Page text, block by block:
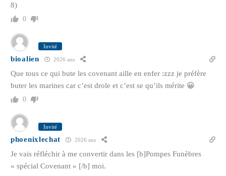
8)
0
Invité
bioalien 2026 ans
Que tous ce qui bute les covenant aille en enfer :zzz je préfère
buter les marines car c’est drole et c’est se qu’ils mérite 😀
0
Invité
phoenixlechat 2026 ans
Je vais réfléchir à me convertir dans les [b]Pompes Funèbres
« spécial Covenant » [/b] moi.